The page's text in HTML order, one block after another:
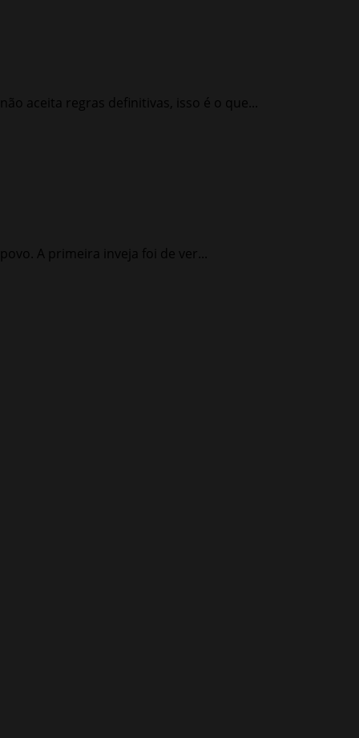
aceita regras definitivas, isso é o que...
A primeira inveja foi de ver...